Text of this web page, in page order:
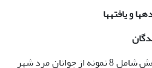
میدان مورد مطالعۀ این پژوهش شامل 8 نمونه از جوانان مرد شهر